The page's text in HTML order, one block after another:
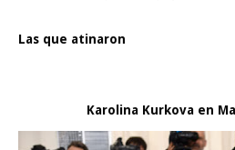
Las que atinaron
Karolina Kurkova en